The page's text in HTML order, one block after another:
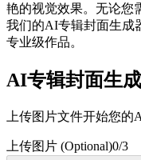
艳的视觉效果。无论您
我们的AI专辑封面生成
专业级作品。
AI专辑封面生
上传图片文件开始您的
上传图片 (Optional)0/3